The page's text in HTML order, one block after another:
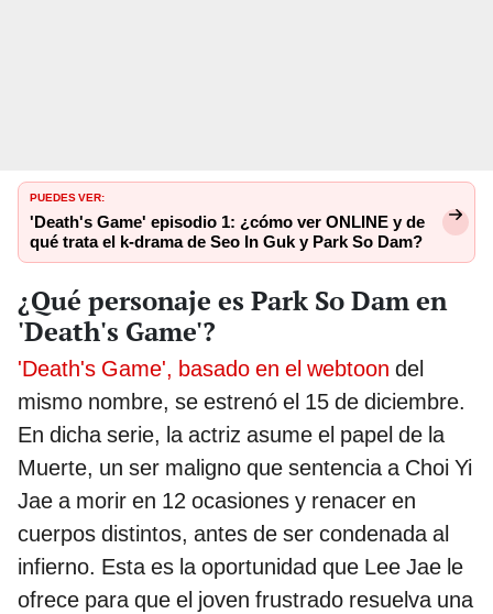
PUEDES VER:
'Death's Game' episodio 1: ¿cómo ver ONLINE y de
qué trata el k-drama de Seo In Guk y Park So Dam?
¿Qué personaje es Park So Dam en
'Death's Game'?
'Death's Game', basado en el webtoon del
mismo nombre, se estrenó el 15 de diciembre.
En dicha serie, la actriz asume el papel de la
Muerte, un ser maligno que sentencia a Choi Yi
Jae a morir en 12 ocasiones y renacer en
cuerpos distintos, antes de ser condenada al
infierno. Esta es la oportunidad que Lee Jae le
ofrece para que el joven frustrado resuelva una